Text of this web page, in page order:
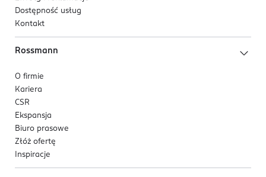
Dostępność usług
Kontakt
Rossmann
O firmie
Kariera
CSR
Ekspansja
Biuro prasowe
Złóż ofertę
Inspiracje